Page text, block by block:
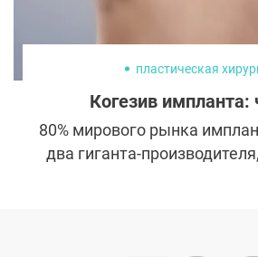
пластическая
Когезив импланта:
80% мирового рынка
два гиганта-